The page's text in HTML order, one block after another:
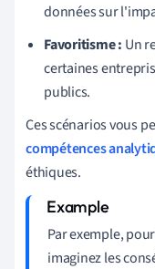
données sur
Favoritisme : Un
certaines
publics.
Ces scénarios vous
compétences
éthiques.
Par exemple,
imaginez les